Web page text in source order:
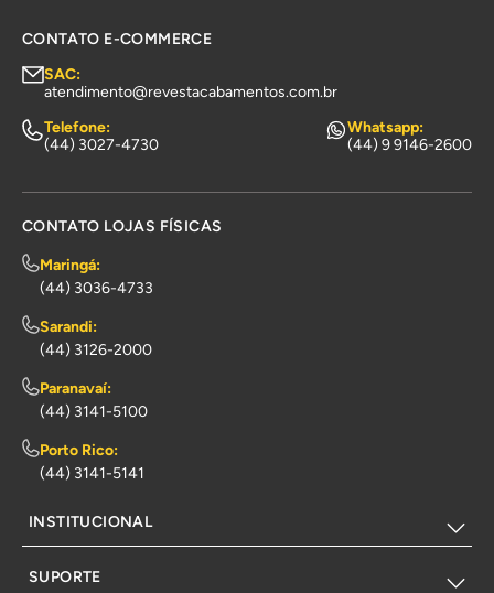
CONTATO E-COMMERCE
SAC:
atendimento@revestacabamentos.com.br
Telefone:
(44) 3027-4730
Whatsapp:
(44) 9 9146-2600
CONTATO LOJAS FÍSICAS
Maringá:
(44) 3036-4733
Sarandi:
(44) 3126-2000
Paranavaí:
(44) 3141-5100
Porto Rico:
(44) 3141-5141
INSTITUCIONAL
SUPORTE